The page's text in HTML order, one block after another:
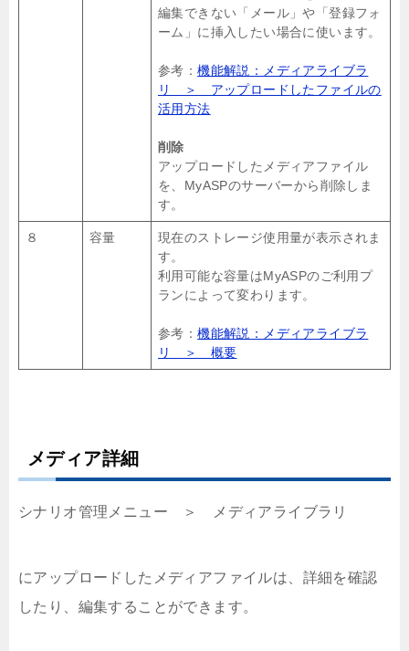
編集できない「メール」や「登録フォ
ーム」に挿入したい場合に使います。
参考：機能解説：メディアライブラ
リ ＞ アップロードしたファイルの
活用方法
削除
アップロードしたメディアファイル
を、MyASPのサーバーから削除しま
す。
８ 容量
現在のストレージ使用量が表示されま
す。
利用可能な容量はMyASPのご利用プ
ランによって変わります。
参考：機能解説：メディアライブラ
リ ＞ 概要
メディア詳細
シナリオ管理メニュー ＞ メディアライブラリ
にアップロードしたメディアファイルは、詳細を確認
したり、編集することができます。